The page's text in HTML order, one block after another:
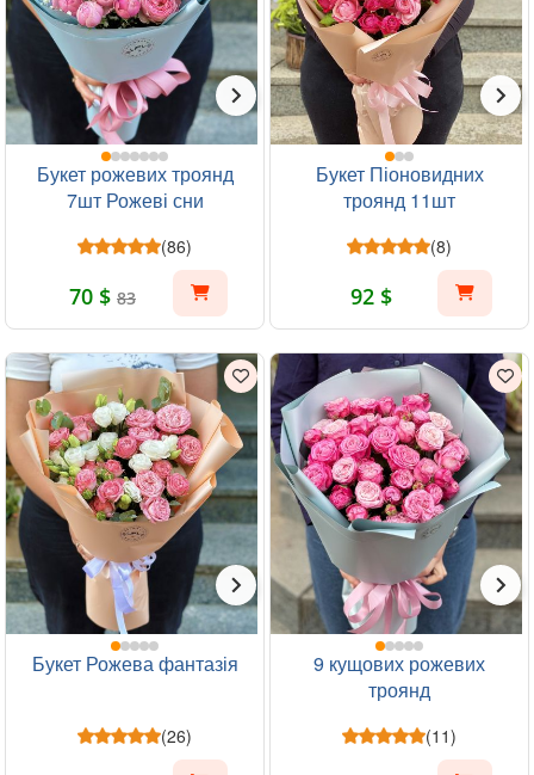
Букет рожевих троянд
7шт Рожеві сни
(86)
70 $ 83
Букет Піоновидних
троянд 11шт
(8)
92 $
Букет Рожева фантазія
(26)
9 кущових рожевих
троянд
(11)